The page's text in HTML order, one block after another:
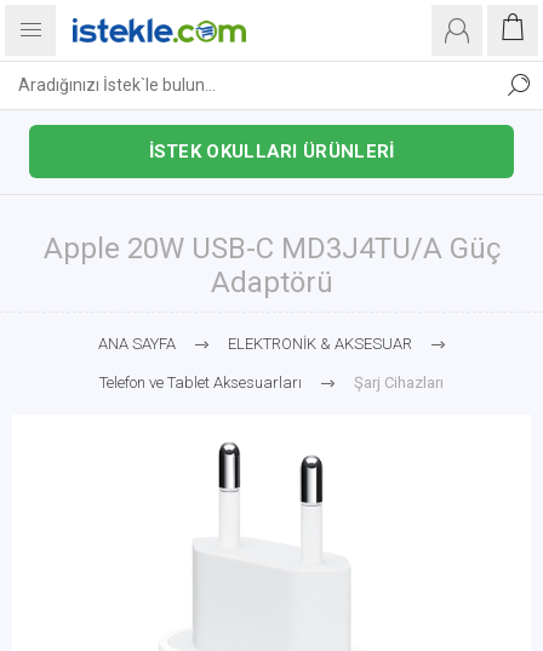
İSTEK OKULLARI ÜRÜNLERİ
Apple 20W USB-C MD3J4TU/A Güç
Adaptörü
ANA SAYFA ELEKTRONİK & AKSESUAR
Telefon ve Tablet Aksesuarları Şarj Cihazları